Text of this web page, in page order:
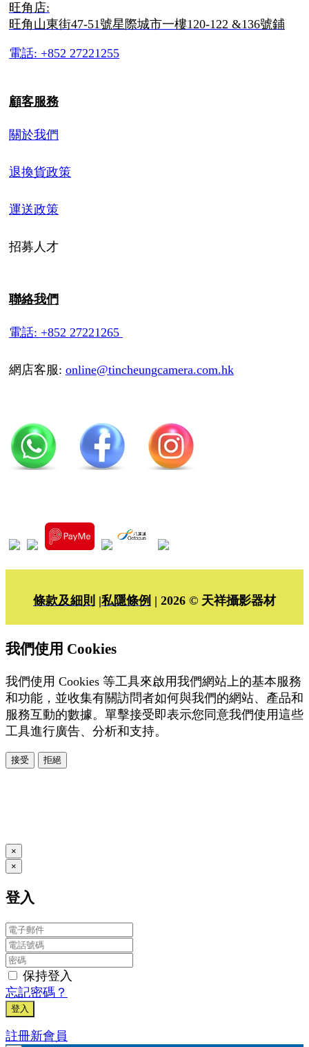
旺角店:
旺角山東街47-51號星際城市一樓120-122 &136號鋪
電話: +852 27221255
顧客服務
關於我們
退換貨政策
運送政策
招募人才
聯絡我們
電話: +852 27221265
網店客服: online@tincheungcamera.com.hk
條款及細則 |私隱條例 | 2026 © 天祥攝影器材
我們使用 Cookies
我們使用 Cookies 等工具來啟用我們網站上的基本服務
和功能，並收集有關訪問者如何與我們的網站、產品和
服務互動的數據。單擊接受即表示您同意我們使用這些
工具進行廣告、分析和支持。
接受 拒絕
×
×
登入
保持登入
忘記密碼？
登入
註冊新會員